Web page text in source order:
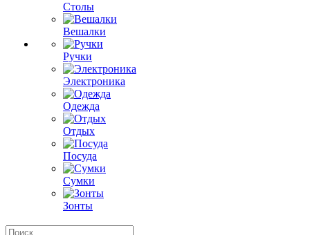
Столы
Вешалки
Ручки
Электроника
Одежда
Отдых
Посуда
Сумки
Зонты